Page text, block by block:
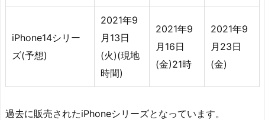
iPhone14シリー
ズ(予想)
2021年9
月13日
(火)(現地
時間)
2021年9
月16日
(金)21時
2021年9
月23日
(金)
過去に販売されたiPhoneシリーズとなっています。